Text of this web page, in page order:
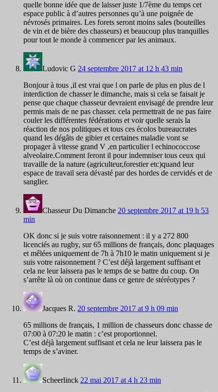
quelle bonne idée que de laisser juste 1/7ème du temps cet
espace public à d’autres personnes qu’à une poignée de
névrosés primaires. Les forets seront moins sales (bouteilles
de vin et de bière des chasseurs) et beaucoup plus tranquilles
pour tout le monde à commencer par les animaux.
Ludovic G 24 septembre 2017 at 12 h 43 min
Bonjour à tous ,il est vrai que l on parle de plus en plus de l
interdiction de chasser le dimanche, mais si cela se faisait je
pense que chaque chasseur devraient envisagé de prendre leur
permis mais de ne pas chasser. cela permettrait de ne pas faire
couler les différentes fédérations et voir quelle serais la
réaction de nos politiques et tous ces écolos bureaucrates
quand les dégâts de gibier et certaines maladie vont se
propager à vitesse grand V ,en particulier l echinococcose
alveolaire.Comment feront il pour indemniser tous ceux qui
travaille de la nature (agriculteur,forestier etc)quand leur
espace de travail sera dévasté par des hordes de cervidés et de
sanglier.
Chasseur Du Dimanche 20 septembre 2017 at 19 h 53
min
OK donc si je suis votre raisonnement : il y a 272 800
licenciés au rugby, sur 65 millions de français, donc plaquages
et mêlées uniquement de 7h à 7h10 le matin uniquement si je
suis votre raisonnement ? C’est déjà largement suffisant et
cela ne leur laissera pas le temps de se battre du coup. On
s’arrête là où on continue dans ce genre de stéréotypes ?
Jacques R. 20 septembre 2017 at 9 h 09 min
65 millions de français, 1 million de chasseurs donc chasse de
07:00 à 07:20 le matin : c’est proportionnel.
C’est déjà largement suffisant et cela ne leur laissera pas le
temps de s’aviner.
Scheerlinck 22 mai 2017 at 4 h 23 min